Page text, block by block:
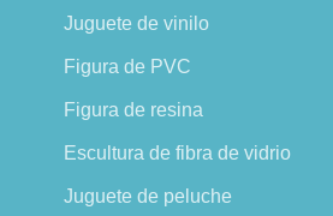
Juguete de vinilo
Figura de PVC
Figura de resina
Escultura de fibra de vidrio
Juguete de peluche